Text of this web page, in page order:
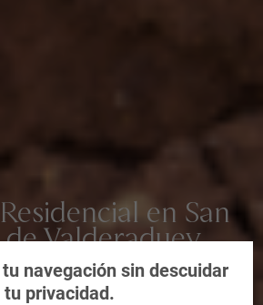
en San
Valderaduey,
Zamora
navegación sin descuidar
tu privacidad.